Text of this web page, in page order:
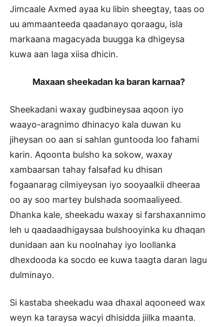
Jimcaale Axmed ayaa ku libin sheegtay, taas oo
uu ammaanteeda qaadanayo qoraagu, isla
markaana magacyada buugga ka dhigeysa
kuwa aan laga xiisa dhicin.
Maxaan sheekadan ka baran karnaa?
Sheekadani waxay gudbineysaa aqoon iyo
waayo-aragnimo dhinacyo kala duwan ku
jiheysan oo aan si sahlan guntooda loo fahami
karin. Aqoonta bulsho ka sokow, waxay
xambaarsan tahay falsafad ku dhisan
fogaanarag cilmiyeysan iyo sooyaalkii dheeraa
oo ay soo martey bulshada soomaaliyeed.
Dhanka kale, sheekadu waxay si farshaxannimo
leh u qaadaadhigaysaa bulshooyinka ku dhaqan
dunidaan aan ku noolnahay iyo loollanka
dhexdooda ka socdo ee kuwa taagta daran lagu
dulminayo.
Si kastaba sheekadu waa dhaxal aqooneed wax
weyn ka taraysa wacyi dhisidda jiilka maanta.